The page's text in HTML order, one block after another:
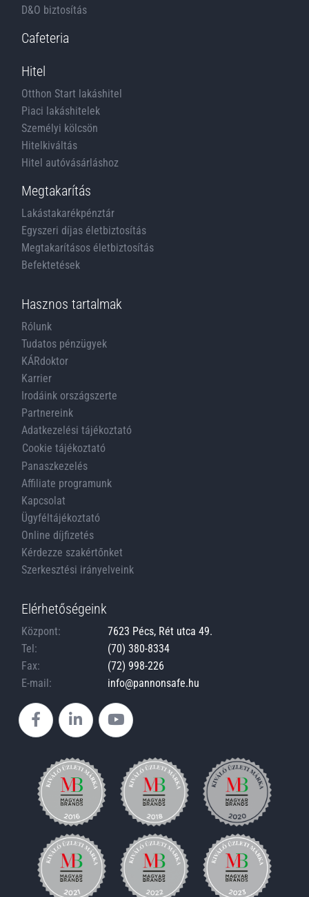
D&O biztosítás
Cafeteria
Hitel
Otthon Start lakáshitel
Piaci lakáshitelek
Személyi kölcsön
Hitelkiváltás
Hitel autóvásárláshoz
Megtakarítás
Lakástakarékpénztár
Egyszeri díjas életbiztosítás
Megtakarításos életbiztosítás
Befektetések
Hasznos tartalmak
Rólunk
Tudatos pénzügyek
KÁRdoktor
Karrier
Irodáink országszerte
Partnereink
Adatkezelési tájékoztató
Cookie tájékoztató
Panaszkezelés
Affiliate programunk
Kapcsolat
Ügyféltájékoztató
Online díjfizetés
Kérdezze szakértőnket
Szerkesztési irányelveink
Elérhetőségeink
Központ:
7623 Pécs, Rét utca 49.
Tel:
(70) 380-8334
Fax:
(72) 998-226
E-mail:
info@pannonsafe.hu